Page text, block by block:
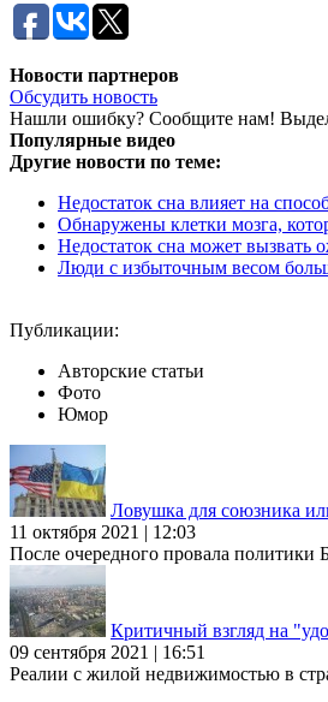
Новости партнеров
Обсудить новость
Нашли ошибку? Сообщите нам!
Популярные видео
Другие новости по теме:
Недостаток сна влияет на
Обнаружены клетки мозга,
Недостаток сна может вызвать
Люди с избыточным весом
Публикации:
Авторские статьи
Фото
Юмор
Ловушка для союзника
11 октября 2021 | 12:03
После очередного провала политики
Критичный взгляд на
09 сентября 2021 | 16:51
Реалии с жилой недвижимостью в